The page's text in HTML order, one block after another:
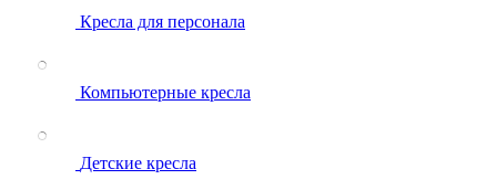
Кресла для персонала
Компьютерные кресла
Детские кресла